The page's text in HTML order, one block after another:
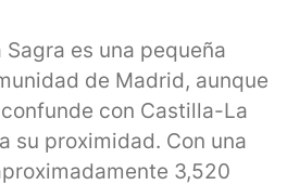
es una pequeña
de Madrid, aunque
con Castilla-La
su proximidad. Con una
3,520